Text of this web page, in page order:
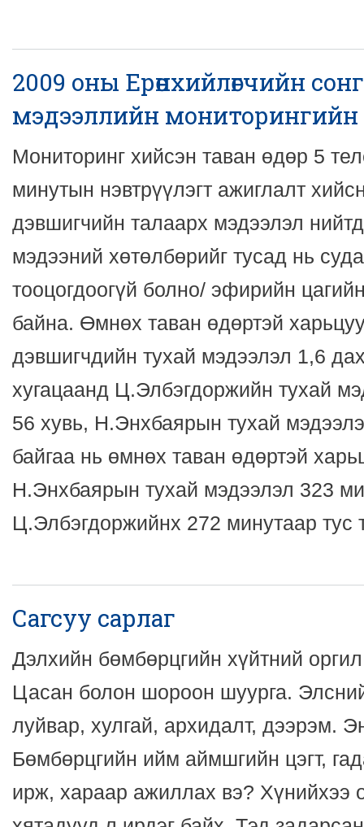
2009 оны Ерөнхийлөгчийн
мэдээллийн мониторингийн
Мониторинг хийсэн таван өдөр 5
минутын нэвтрүүлэгт ажиглалт
дэвшигчийн талаарх мэдээлэл
мэдээний хөтөлбөрийг тусад нь
тооцогдоогүй болно/ эфирийн
байна. Өмнөх таван өдөртэй
дэвшигчдийн тухай мэдээлэл 1,6
хугацаанд Ц.Элбэгдоржийн тухай
56 хувь, Н.Энхбаярын тухай
байгаа нь өмнөх таван өдөртэй
Н.Энхбаярын тухай мэдээлэл 323
Ц.Элбэгдоржийнх 272 минутаар тус
Сагсуу сарлаг
Дэлхийн бөмбөрцгийн хүйтний
Цасан болон шороон шуурга.
луйвар, хулгай, архидалт, дээрэм.
Бөмбөрцгийн ийм аймшгийн цэгт,
ирж, хараар ажиллах вэ? Хүнийхээ